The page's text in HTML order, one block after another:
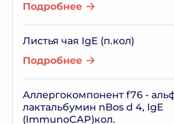
Подробнее
Листья чая IgE (п.кол)
Подробнее
Аллергокомпонент f76 -
лактальбумин nBos d 4, IgE
(ImmunoCAP)кол.